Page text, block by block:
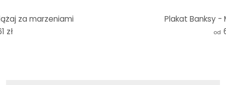
za marzeniami
zł
Plakat Banksy
od